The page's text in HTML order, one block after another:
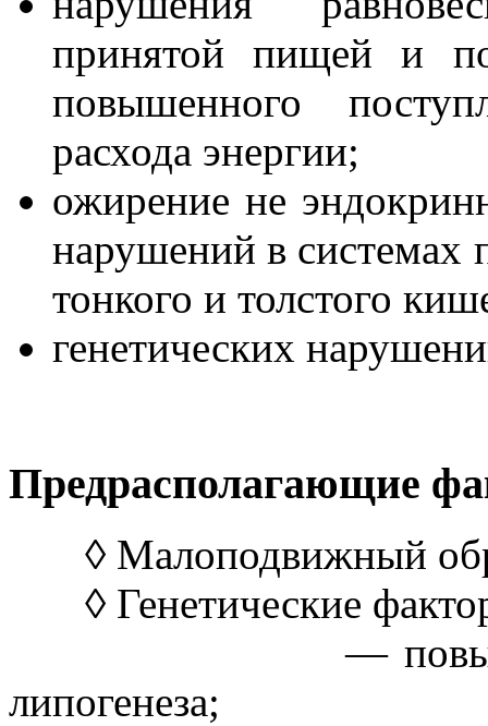
принятой пищей и
повышенного
расхода энергии;
ожирение не
нарушений в системах
тонкого и толстого
генетических
Предрасполагающие
◊ Малоподвижный
◊ Генетические
— повышенная
липогенеза;